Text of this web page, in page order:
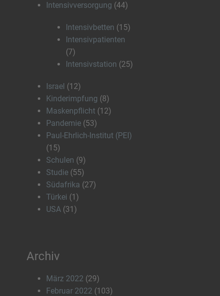
Intensivversorgung (44)
Intensivbetten (15)
Intensivpatienten
(7)
Intensivstation (25)
Israel (12)
Kinderimpfung (8)
Maskenpflicht (12)
Pandemie (53)
Paul-Ehrlich-Institut (PEI)
(15)
Schulen (9)
Studie (55)
Südafrika (27)
Türkei (1)
USA (31)
Archiv
März 2022 (29)
Februar 2022 (103)